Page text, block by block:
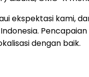
ekspektasi kami,
dengan baik.